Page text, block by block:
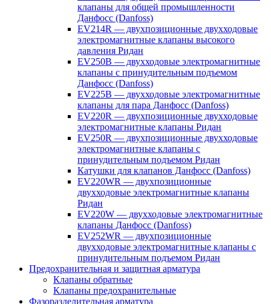
клапаны для общей промышленности
Данфосс (Danfoss)
EV214R — двухпозиционные двухходовые
электромагнитные клапаны высокого
давления Ридан
EV250B — двухходовые электромагнитные
клапаны с принудительным подъемом
Данфосс (Danfoss)
EV225B — двухходовые электромагнитные
клапаны для пара Данфосс (Danfoss)
EV220R — двухпозиционные двухходовые
электромагнитные клапаны Ридан
EV250R — двухпозиционные двухходовые
электромагнитные клапаны с
принудительным подъемом Ридан
Катушки для клапанов Данфосс (Danfoss)
EV220WR — двухпозиционные
двухходовые электромагнитные клапаны
Ридан
EV220W — двухходовые электромагнитные
клапаны Данфосс (Danfoss)
EV252WR — двухпозиционные
двухходовые электромагнитные клапаны с
принудительным подъемом Ридан
Предохранительная и защитная арматура
Клапаны обратные
Клапаны предохранительные
Фазоразделительная арматура